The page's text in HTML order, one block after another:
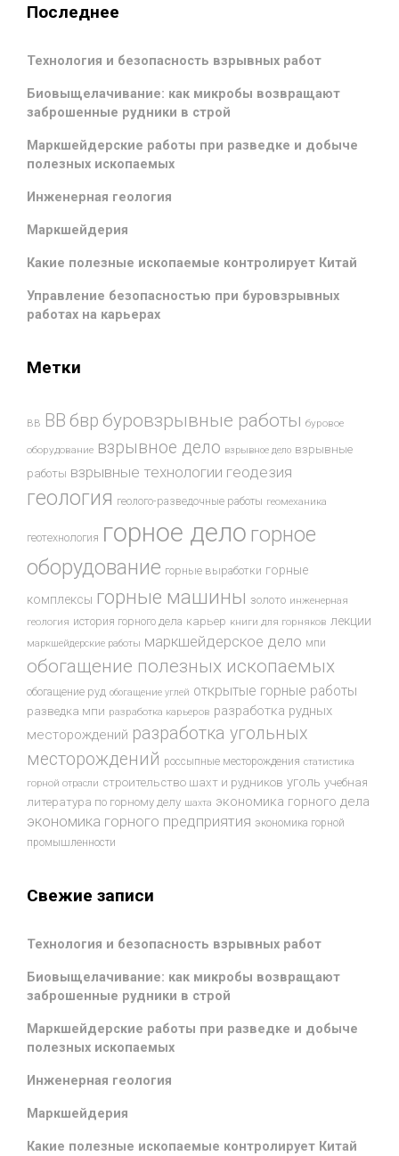
Последнее
Технология и безопасность взрывных работ
Биовыщелачивание: как микробы возвращают
заброшенные рудники в строй
Маркшейдерские работы при разведке и добыче
полезных ископаемых
Инженерная геология
Маркшейдерия
Какие полезные ископаемые контролирует Китай
Управление безопасностью при буровзрывных
работах на карьерах
Метки
ВВ ВВ бвр буровзрывные работы буровое
оборудование взрывное дело взрывное дело взрывные
работы взрывные технологии геодезия
геология геолого-разведочные работы геомеханика
геотехнология горное дело горное
оборудование горные выработки горные
комплексы горные машины золото инженерная
геология история горного дела карьер книги для горняков лекции
маркшейдерские работы маркшейдерское дело мпи
обогащение полезных ископаемых
обогащение руд обогащение углей открытые горные работы
разведка мпи разработка карьеров разработка рудных
месторождений разработка угольных
месторождений россыпные месторождения статистика
горной отрасли строительство шахт и рудников уголь учебная
литература по горному делу шахта экономика горного дела
экономика горного предприятия экономика горной
промышленности
Свежие записи
Технология и безопасность взрывных работ
Биовыщелачивание: как микробы возвращают
заброшенные рудники в строй
Маркшейдерские работы при разведке и добыче
полезных ископаемых
Инженерная геология
Маркшейдерия
Какие полезные ископаемые контролирует Китай